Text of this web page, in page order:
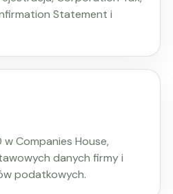
Statement i
w Companies House,
danych firmy i
podatkowych.